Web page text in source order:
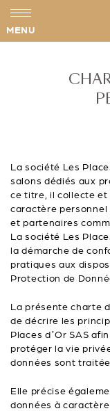
MENU
La société Les
salons dédiés aux
ce titre, il collecte et
caractère personnel
et partenaires
La société Les
la démarche de
pratiques aux
Protection de
La présente charte
de décrire les
Places d’Or SAS
protéger la vie
données sont
Elle précise
données à